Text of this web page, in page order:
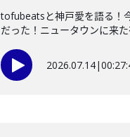
tofubeatsと神戸愛を語る！
だった！ニュータウンに来た
2026.07.14|